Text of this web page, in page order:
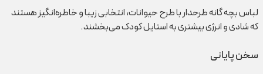
لباس بچه گانه طرحدار با طرح حیوانات، انتخابی زیبا و خاطره‌انگیز هستند
که شادی و انرژی بیشتری به استایل کودک می‌بخشند.
سخن پایانی